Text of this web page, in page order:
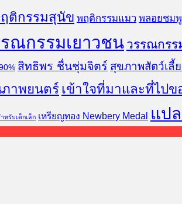
ติกรรมสุนัข พฤติกรรมแมว พลอยชม
ณกรรมเยาวชน วรรณกรร
สิทธิพร ชื่นชุ่มจิตร์ สุขภาพสัตว์เลี้ย
ภาพยนตร์ เข้าใจที่มาและที่ไป
หรับเด็กเล็ก เหรียญทอง Newbery Medal แป